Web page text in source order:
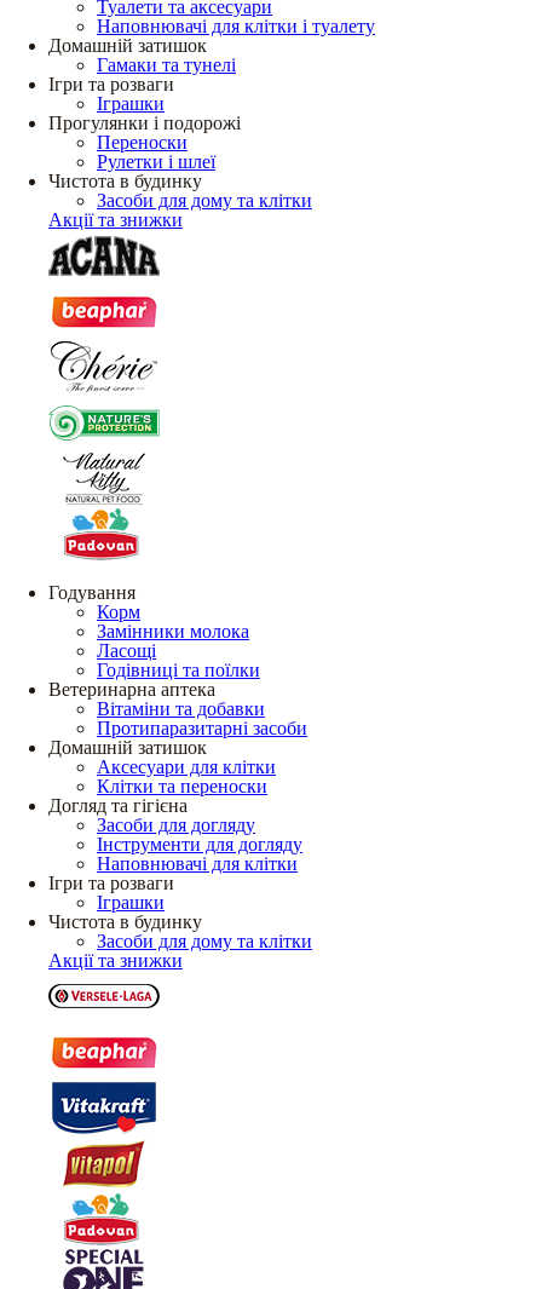
Туалети та аксесуари
Наповнювачі для клітки і туалету
Домашній затишок
Гамаки та тунелі
Ігри та розваги
Іграшки
Прогулянки і подорожі
Переноски
Рулетки і шлеї
Чистота в будинку
Засоби для дому та клітки
Акції та знижки
Годування
Корм
Замінники молока
Ласощі
Годівниці та поїлки
Ветеринарна аптека
Вітаміни та добавки
Протипаразитарні засоби
Домашній затишок
Аксесуари для клітки
Клітки та переноски
Догляд та гігієна
Засоби для догляду
Інструменти для догляду
Наповнювачі для клітки
Ігри та розваги
Іграшки
Чистота в будинку
Засоби для дому та клітки
Акції та знижки